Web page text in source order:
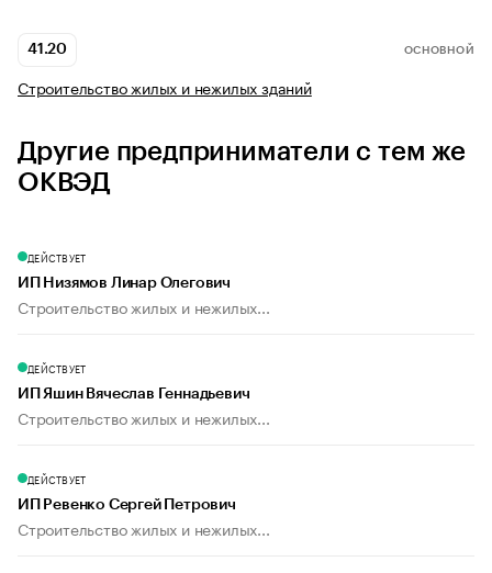
41.20 ОСНОВНОЙ
Строительство жилых и нежилых зданий
Другие предприниматели с тем же
ОКВЭД
ДЕЙСТВУЕТ
ИП Низямов Линар Олегович
Строительство жилых и нежилых...
ДЕЙСТВУЕТ
ИП Яшин Вячеслав Геннадьевич
Строительство жилых и нежилых...
ДЕЙСТВУЕТ
ИП Ревенко Сергей Петрович
Строительство жилых и нежилых...